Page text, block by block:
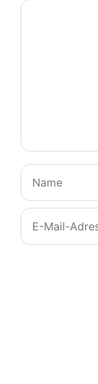
Kommentar
Name
E-
Mail-